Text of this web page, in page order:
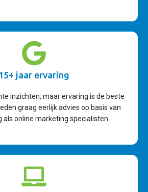
jaar ervaring
inzichten, maar ervaring is de beste
graag eerlijk advies op basis van
als online marketing specialisten.